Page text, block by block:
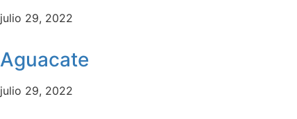
julio 29, 2022
Aguacate
julio 29, 2022